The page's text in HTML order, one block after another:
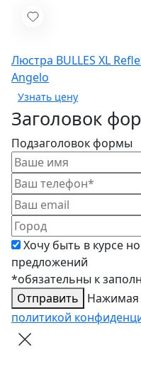
Люстра BULLES XL
Angelo
Заголовок
Подзаголовок формы
Хочу быть в курсе
предложений
*обязательны к
Отправить
Нажимая
политикой